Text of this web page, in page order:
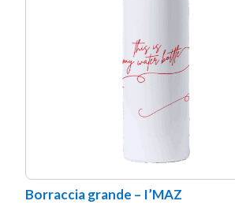
Borraccia grande – I’MAZ